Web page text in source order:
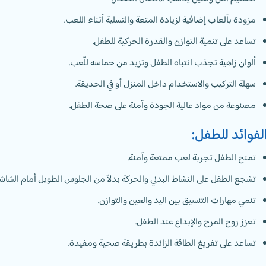
مزودة بألعاب إضافية لزيادة المتعة والتسلية أثناء اللعب.
تساعد على تنمية التوازن والقدرة الحركية للطفل.
ألوان زاهية تجذب انتباه الطفل وتزيد من حماسه للّعب.
سهلة التركيب والاستخدام داخل المنزل أو في الحديقة.
مصنوعة من مواد عالية الجودة وآمنة على صحة الطفل.
للطفل:
تمنح الطفل تجربة لعب ممتعة وآمنة.
تشجع الطفل على النشاط البدني والحركة بدلاً من الجلوس الطويل أمام
تنمي مهارات التنسيق بين اليد والعين والتوازن.
تعزز روح المرح والإبداع عند الطفل.
تساعد على تفريغ الطاقة الزائدة بطريقة صحية ومفيدة.